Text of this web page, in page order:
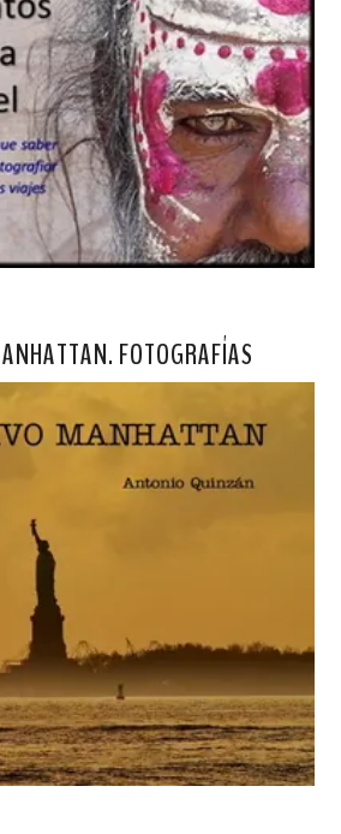
FOTOGRAFÍAS